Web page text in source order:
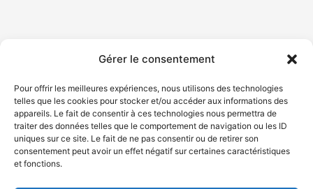
Gérer le consentement
Pour offrir les meilleures expériences, nous utilisons des technologies
telles que les cookies pour stocker et/ou accéder aux informations des
appareils. Le fait de consentir à ces technologies nous permettra de
traiter des données telles que le comportement de navigation ou les ID
uniques sur ce site. Le fait de ne pas consentir ou de retirer son
consentement peut avoir un effet négatif sur certaines caractéristiques
et fonctions.